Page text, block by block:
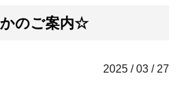
のご案内☆
2025 / 03 / 27